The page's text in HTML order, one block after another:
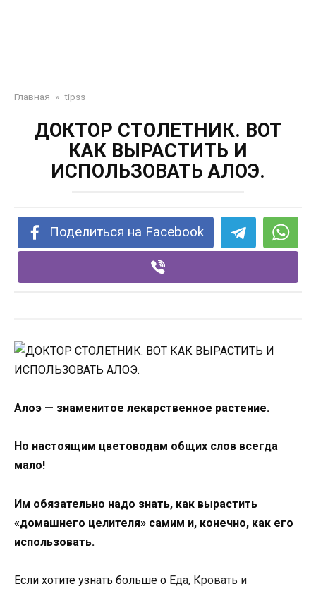
Главная » tipss
ДОКТОР СТОЛЕТНИК. ВОТ
КАК ВЫРАСТИТЬ И
ИСПОЛЬЗОВАТЬ АЛОЭ.
Поделиться на Facebook
Алоэ — знаменитое лекарственное растение.
Но настоящим цветоводам общих слов всегда
мало!
Им обязательно надо знать, как вырастить
«домашнего целителя» самим и, конечно, как его
использовать.
Если хотите узнать больше о Еда, Кровать и